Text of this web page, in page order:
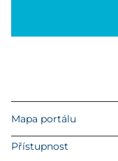
Mapa portálu
Přístupnost